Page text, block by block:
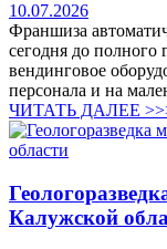
10.07.2026
Франшиза
сегодня до полного
вендинговое
персонала и на
ЧИТАТЬ ДАЛЕЕ
Калужской